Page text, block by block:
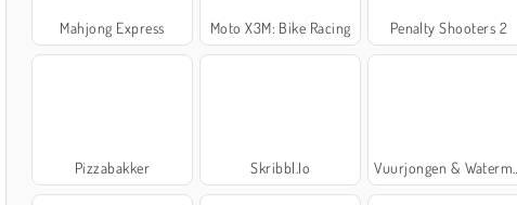
Mahjong Express Moto X3M: Bike Racing Penalty Shooters 2
Pizzabakker Skribbl.Io Vuurjongen & Watermeisje 4: Kristaltempel